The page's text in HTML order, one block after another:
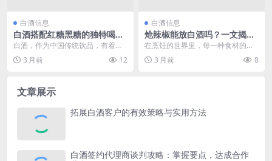
白酒信息
白酒搭配红糖黑糖的独特喝法
与体验
白酒，作为中国传统饮品，有着悠
久的历史和独特的文化底蕴，其口
感醇厚、香气浓郁，深...
3 月前 12
白酒信息
炝辣椒能放白酒吗？一文揭秘
白酒在炝辣椒中的作用与影响
在烹饪的世界里，每一种食材的搭
配和调料的运用都蕴含着独特的学
问。炝辣椒，作为一道...
3 月前 8
文章展示
拓展白酒客户的有效策略与实用方法
白酒签约代理商谈判攻略：掌握要点，达成合作